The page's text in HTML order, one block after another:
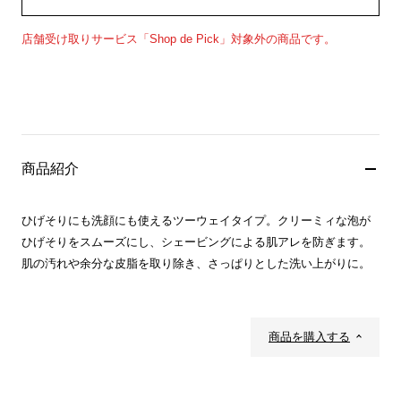
店舗受け取りサービス「Shop de Pick」対象外の商品です。
商品紹介
ひげそりにも洗顔にも使えるツーウェイタイプ。クリーミィな泡が
ひげそりをスムーズにし、シェービングによる肌アレを防ぎます。
肌の汚れや余分な皮脂を取り除き、さっぱりとした洗い上がりに。
商品を購入する